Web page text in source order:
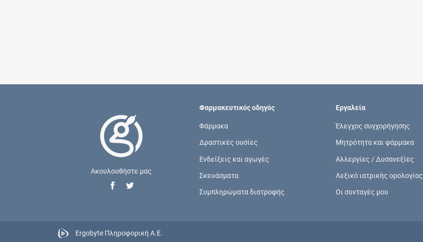
επιπλέον παροχές των συνδρομητικών
Ενδείξεις και αγωγές
νόσους, συμπτώματα και ιατρικές πράξεις
Ακουλουθήστε μας
Φαρμακευτικός οδηγός
Φάρμακα
Δραστικές ουσίες
Ενδείξεις και αγωγές
Σκευάσματα
Συμπληρώματα διατροφής
Εργαλεία
Έλεγχος συγχορήγησης
Μητρότητα και φάρμακα
Αλλεργίες / Δυσανεξίες
Λεξικό ιατρικής ορολογίας
Οι συνταγές μου
Ergobyte Πληροφορική Α.Ε.